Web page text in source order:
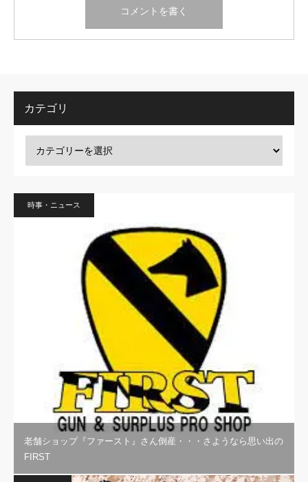
カテゴリ
時事・ニュース
老舗ショップ『ファースト』さん倒産・・・さようなら思い出の
FIRST